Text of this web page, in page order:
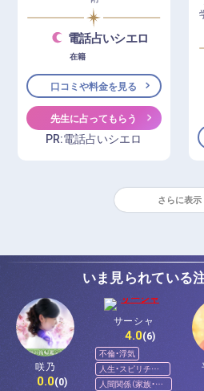
電話占いシエロ
在籍
口コミや料金を見る
先生に占ってもらう
PR:電話占いシエロ
さらに表示
いま見られている
咲乃
0.0(0)
サーシャ
4.0(6)
不倫・浮気
人生・スピリチュ
アル
人間関係（家族・友